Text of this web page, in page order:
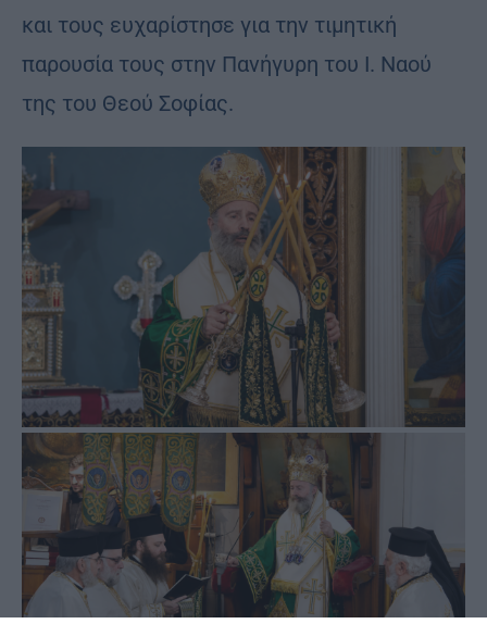
και τους ευχαρίστησε για την τιμητική
παρουσία τους στην Πανήγυρη του Ι. Ναού
της του Θεού Σοφίας.